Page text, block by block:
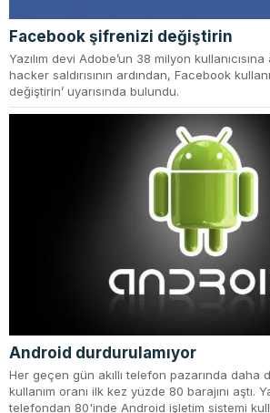
Facebook şifrenizi değiştirin
Yazılım devi Adobe’un 38 milyon
hacker saldırısının ardından, Facebook
değiştirin’ uyarısında bulundu.
Android durdurulamıyor
Her geçen gün akıllı telefon pazarında daha
kullanım oranı ilk kez yüzde 80 barajını aştı.
telefondan 80'inde Android işletim sistemi